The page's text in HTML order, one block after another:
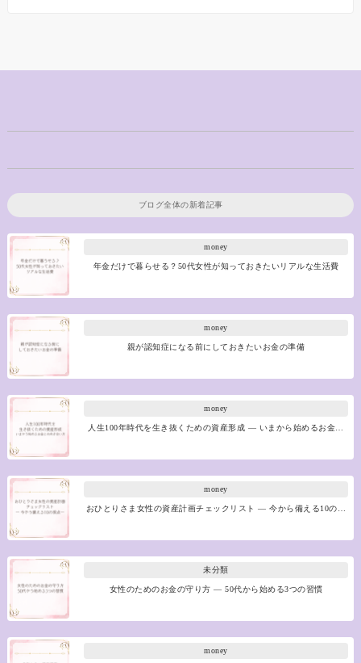
ブログ全体の新着記事
money
年金だけで暮らせる？50代女性が知っておきたいリアルな生活費
money
親が認知症になる前にしておきたいお金の準備
money
人生100年時代を生き抜くための資産形成 ― いまから始めるお金…
money
おひとりさま女性の資産計画チェックリスト ― 今から備える10の…
未分類
女性のためのお金の守り方 ― 50代から始める3つの習慣
money